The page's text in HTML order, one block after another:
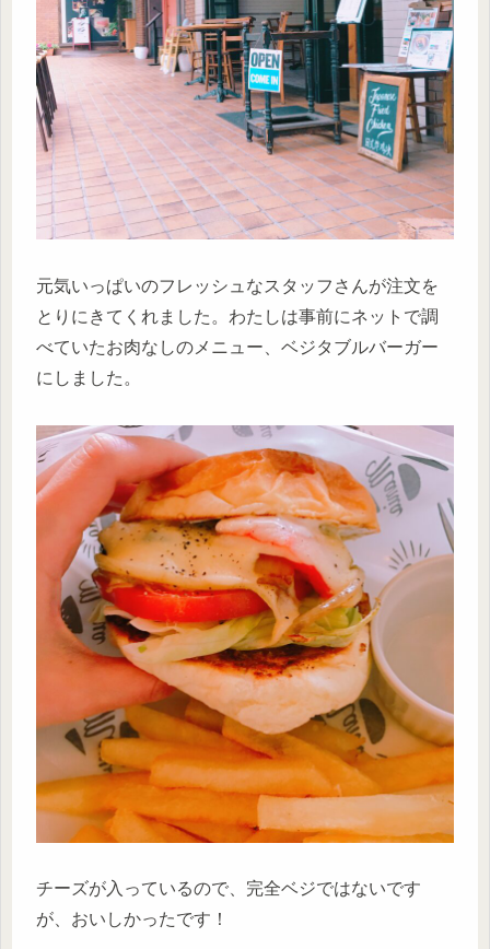
元気いっぱいのフレッシュなスタッフさんが注文を
とりにきてくれました。わたしは事前にネットで調
べていたお肉なしのメニュー、ベジタブルバーガー
にしました。
チーズが入っているので、完全ベジではないです
が、おいしかったです！